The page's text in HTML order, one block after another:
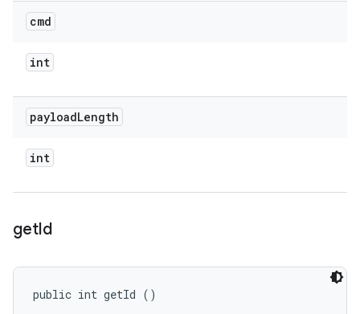
cmd
int
payloadLength
int
getId
public int getId ()